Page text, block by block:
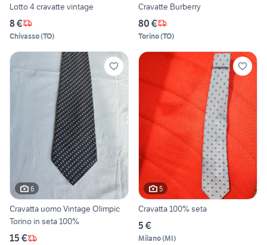
Lotto 4 cravatte vintage
8 €
Chivasso(TO)
Cravatte Burberry
80 €
Torino(TO)
6
Cravatta uomo Vintage Olimpic
Torino in seta 100%
15 €
5
Cravatta 100% seta
5 €
Milano(MI)